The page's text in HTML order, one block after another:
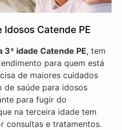
Idosos Catende PE
3ª idade Catende PE, tem
para quem está
de maiores cuidados
de saúde para idosos
para fugir do
na terceira idade tem
consultas e tratamentos.